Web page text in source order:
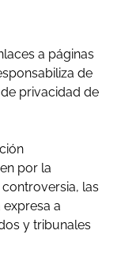
a páginas
de
privacidad de
por la
las
a
y tribunales